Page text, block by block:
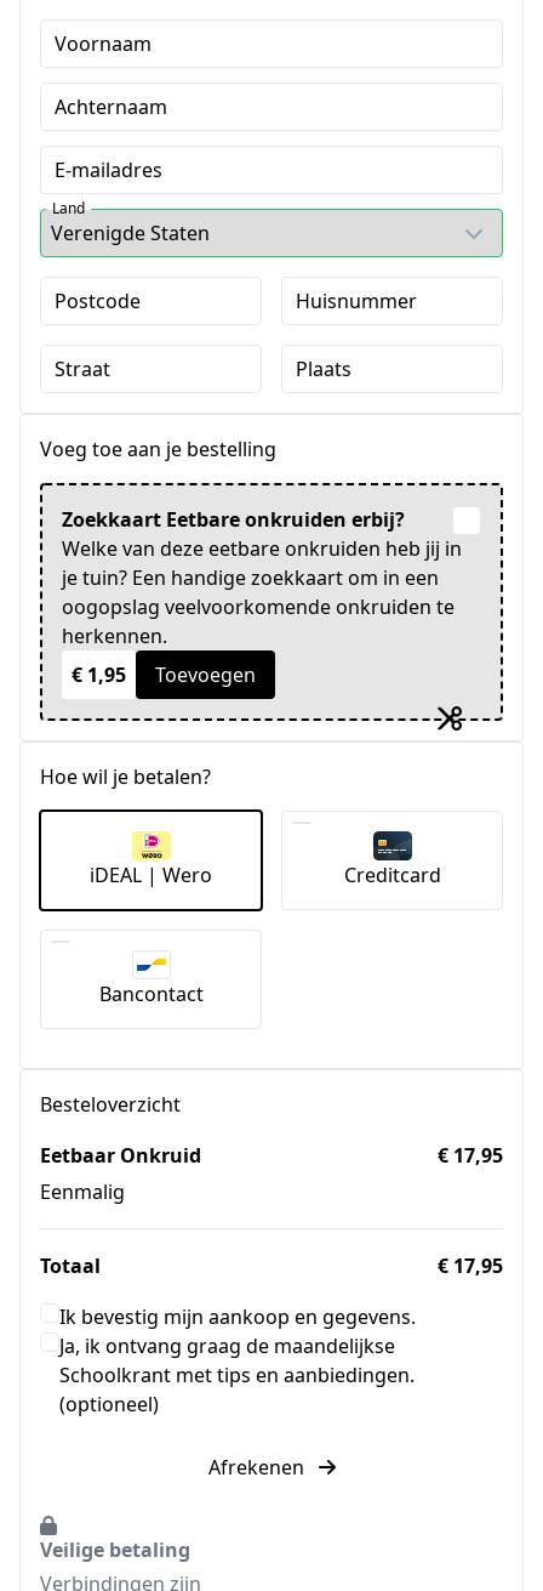
Voornaam
Achternaam
E-mailadres
Land
Postcode Huisnummer
Straat Plaats
Voeg toe aan je bestelling
Zoekkaart Eetbare onkruiden erbij?
Welke van deze eetbare onkruiden heb jij in
je tuin? Een handige zoekkaart om in een
oogopslag veelvoorkomende onkruiden te
herkennen.
€ 1,95
Toevoegen
Hoe wil je betalen?
iDEAL | Wero Creditcard
Bancontact
Besteloverzicht
Eetbaar Onkruid
Eenmalig
€ 17,95
Totaal
€ 17,95
Ik bevestig mijn aankoop en gegevens.
Ja, ik ontvang graag de maandelijkse
Schoolkrant met tips en aanbiedingen.
(optioneel)
Afrekenen
Veilige betaling
Verbindingen zijn